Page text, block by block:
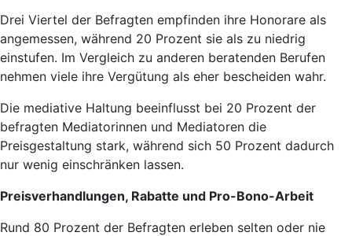
Drei Viertel der Befragten empfinden ihre Honorare als
angemessen, während 20 Prozent sie als zu niedrig
einstufen. Im Vergleich zu anderen beratenden Berufen
nehmen viele ihre Vergütung als eher bescheiden wahr.
Die mediative Haltung beeinflusst bei 20 Prozent der
befragten Mediatorinnen und Mediatoren die
Preisgestaltung stark, während sich 50 Prozent dadurch
nur wenig einschränken lassen.
Preisverhandlungen, Rabatte und Pro-Bono-Arbeit
Rund 80 Prozent der Befragten erleben selten oder nie